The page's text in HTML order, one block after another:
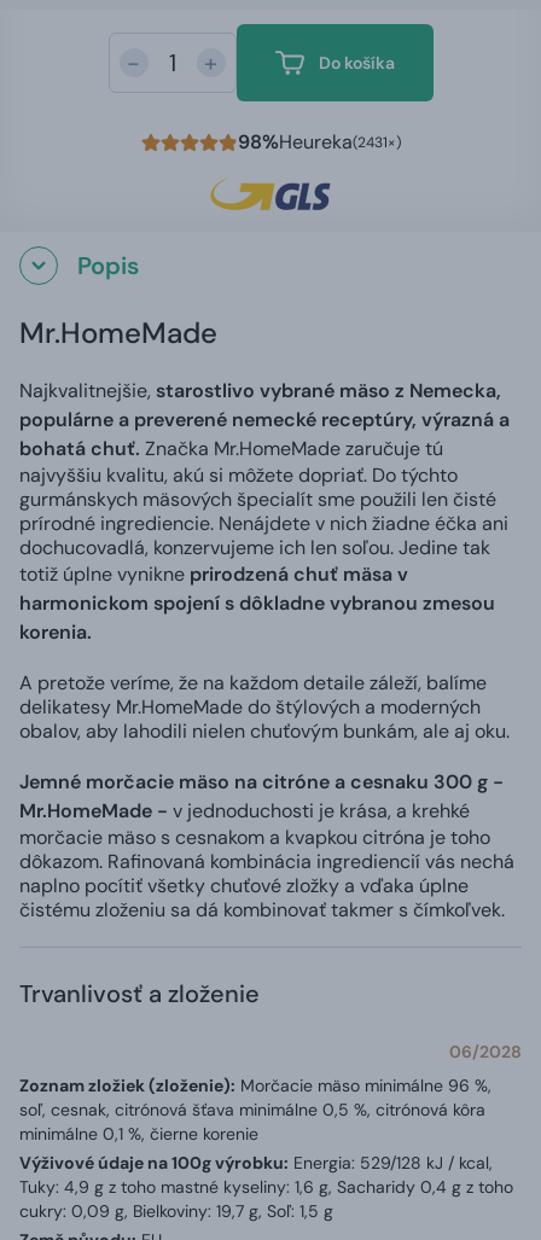
- + Do košíka
98%Heureka(2431×)
Popis
Mr.HomeMade
Najkvalitnejšie, starostlivo vybrané mäso z Nemecka,
populárne a preverené nemecké receptúry, výrazná a
bohatá chuť. Značka Mr.HomeMade zaručuje tú
najvyššiu kvalitu, akú si môžete dopriať. Do týchto
gurmánskych mäsových špecialít sme použili len čisté
prírodné ingrediencie. Nenájdete v nich žiadne éčka ani
dochucovadlá, konzervujeme ich len soľou. Jedine tak
totiž úplne vynikne prirodzená chuť mäsa v
harmonickom spojení s dôkladne vybranou zmesou
korenia.
A pretože veríme, že na každom detaile záleží, balíme
delikatesy Mr.HomeMade do štýlových a moderných
obalov, aby lahodili nielen chuťovým bunkám, ale aj oku.
Jemné morčacie mäso na citróne a cesnaku 300 g -
Mr.HomeMade - v jednoduchosti je krása, a krehké
morčacie mäso s cesnakom a kvapkou citróna je toho
dôkazom. Rafinovaná kombinácia ingrediencií vás nechá
naplno pocítiť všetky chuťové zložky a vďaka úplne
čistému zloženiu sa dá kombinovať takmer s čímkoľvek.
Trvanlivosť a zloženie
06/2028
Zoznam zložiek (zloženie): Morčacie mäso minimálne 96 %,
soľ, cesnak, citrónová šťava minimálne 0,5 %, citrónová kôra
minimálne 0,1 %, čierne korenie
Výživové údaje na 100g výrobku: Energia: 529/128 kJ / kcal,
Tuky: 4,9 g z toho mastné kyseliny: 1,6 g, Sacharidy 0,4 g z toho
cukry: 0,09 g, Bielkoviny: 19,7 g, Soľ: 1,5 g